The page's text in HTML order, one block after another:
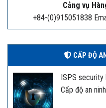
Cảng vụ
+84-(0)915051838
CẤP ĐỘ
ISPS
Cấp độ an